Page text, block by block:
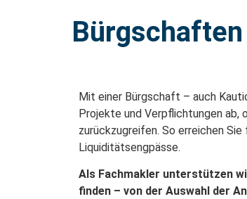
Mit einer Bürgschaft – auch
Projekte und Verpflichtungen ab,
zurückzugreifen. So erreichen
Liquiditätsengpässe.
Als Fachmakler unterstützen
finden – von der Auswahl der